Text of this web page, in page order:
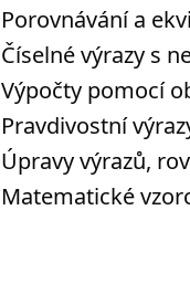
Porovnávání a
Číselné výrazy s
Výpočty pomocí
Pravdivostní
Úpravy výrazů,
Matematické